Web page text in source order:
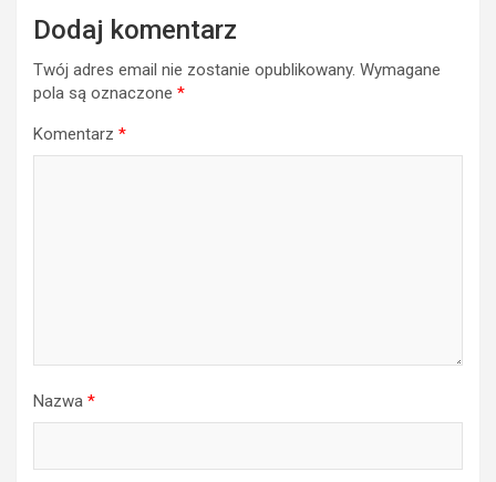
Dodaj komentarz
Twój adres email nie zostanie opublikowany. Wymagane
pola są oznaczone *
Komentarz *
Nazwa *